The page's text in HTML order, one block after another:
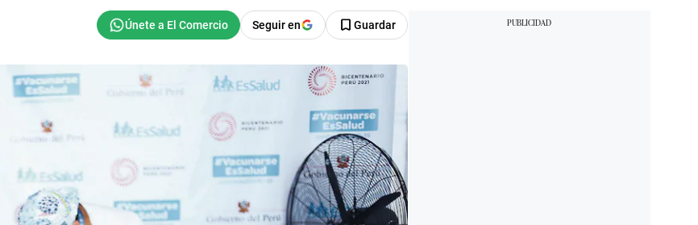
Seguir en Guardar